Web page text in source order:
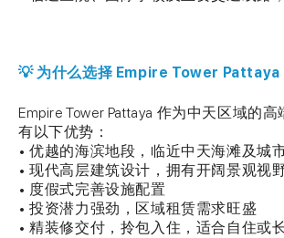
💡 为什么选择 Empire Tower Pattaya
Empire Tower Pattaya 作为中天区域的
有以下优势：
• 优越的海滨地段，临近中天海滩及城
• 现代高层建筑设计，拥有开阔景观视
• 度假式完善设施配置
• 投资潜力强劲，区域租赁需求旺盛
• 精装修交付，拎包入住，适合自住或